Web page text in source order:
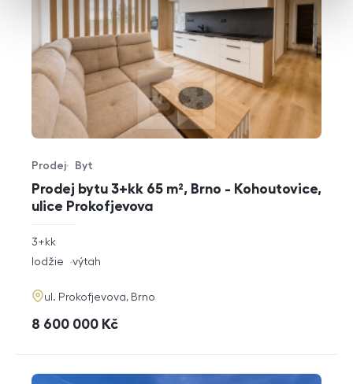
Prodej bytu 3+kk 65 m², Brno - Kohoutovice,
ulice Prokofjevova
Typ nabídky
Prodej
Typ nemovitosti
Byt
rozměry
dispozice
3+kk
funkce
lodžie výtah
adresa
ul. Prokofjevova, Brno
cena
8 600 000 Kč